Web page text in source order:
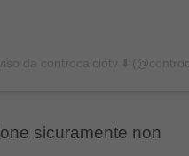
sicuramente non